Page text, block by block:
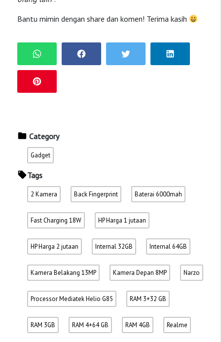
Bantu mimin dengan share dan komen! Terima kasih
Category
Gadget
Tags
2 Kamera Back Fingerprint Baterai 6000mah
Fast Charging 18W HP Harga 1 jutaan
HP Harga 2 jutaan Internal 32GB Internal 64GB
Kamera Belakang 13MP Kamera Depan 8MP Narzo
Processor Mediatek Helio G85 RAM 3+32 GB
RAM 3GB RAM 4+64 GB RAM 4GB Realme